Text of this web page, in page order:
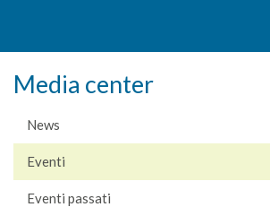
Media center
News
Eventi
Eventi passati